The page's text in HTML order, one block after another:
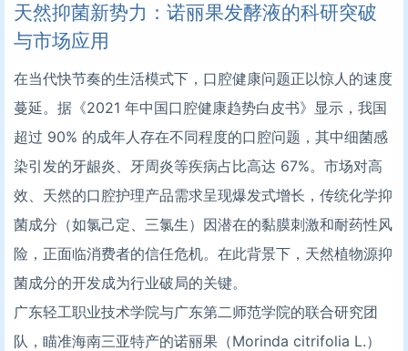
天然抑菌新势力：诺丽果发酵液的科研突破
与市场应用
在当代快节奏的生活模式下，口腔健康问题正以惊人的速度
蔓延。据《2021 年中国口腔健康趋势白皮书》显示，我国
超过 90% 的成年人存在不同程度的口腔问题，其中细菌感
染引发的牙龈炎、牙周炎等疾病占比高达 67%。市场对高
效、天然的口腔护理产品需求呈现爆发式增长，传统化学抑
菌成分（如氯己定、三氯生）因潜在的黏膜刺激和耐药性风
险，正面临消费者的信任危机。在此背景下，天然植物源抑
菌成分的开发成为行业破局的关键。
广东轻工职业技术学院与广东第二师范学院的联合研究团
队，瞄准海南三亚特产的诺丽果（Morinda citrifolia L.）